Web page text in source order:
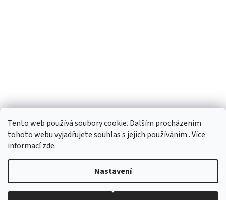
Tento web používá soubory cookie. Dalším procházením
tohoto webu vyjadřujete souhlas s jejich používáním.. Více
informacízde.
Nastavení
Copyright 2026vypocetnitechnika.eu. Všechna práva vyhrazena.